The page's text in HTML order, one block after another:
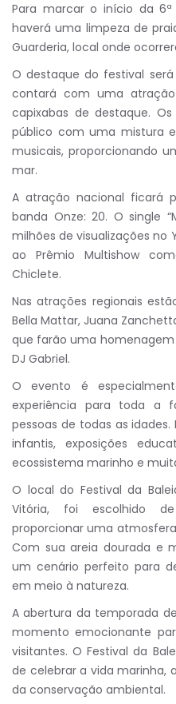
Para marcar o início da 6ª
haverá uma limpeza de
Guarderia, local onde
O destaque do festival
contará com uma
capixabas de destaque.
público com uma mistura
musicais, proporcionando
mar.
A atração nacional ficará
banda Onze: 20. O single
milhões de visualizações no
ao Prêmio Multishow
Chiclete.
Nas atrações regionais
Bella Mattar, Juana
que farão uma homenagem
DJ Gabriel.
O evento é
experiência para toda a
pessoas de todas as
infantis, exposições
ecossistema marinho e
O local do Festival da
Vitória, foi escolhido
proporcionar uma
Com sua areia dourada e
um cenário perfeito para
em meio à natureza.
A abertura da temporada
momento emocionante
visitantes. O Festival da
de celebrar a vida marinha,
da conservação ambiental.